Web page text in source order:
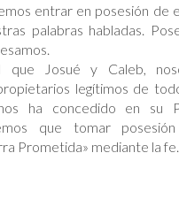
entrar en posesión de
palabras habladas.
que Josué y Caleb,
legítimos de
ha concedido en su
que tomar
Prometida» mediante la fe.